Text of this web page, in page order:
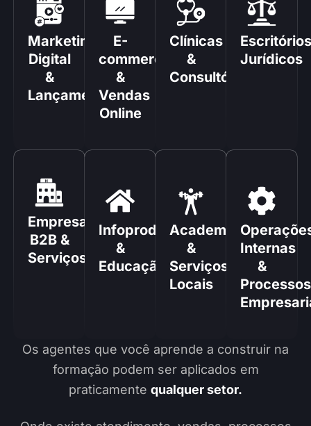
Marketing
Digital
&
Lançamentos
E-
commerce
&
Vendas
Online
Clínicas
&
Consultórios
Escritórios
Jurídicos
Empresas
B2B &
Serviços
Infoprodutores
&
Educação
Academias
&
Serviços
Locais
Internas
&
Processos
Os agentes que você aprende a construir na
formação podem ser aplicados em
praticamente qualquer setor.